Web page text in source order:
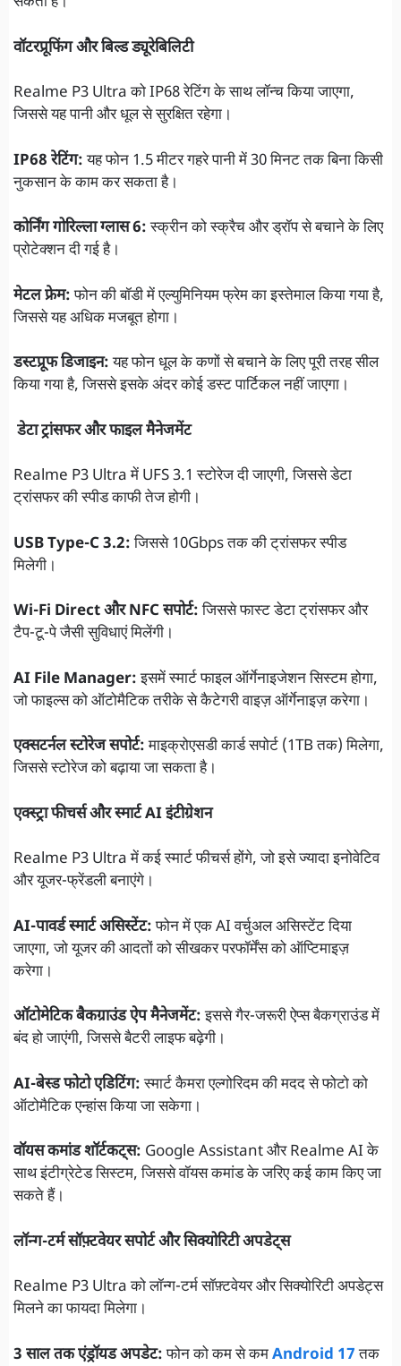
वॉटरप्रूफिंग और बिल्ड ड्यूरेबिलिटी
Realme P3 Ultra को IP68 रेटिंग के साथ लॉन्च किया जाएगा,
जिससे यह पानी और धूल से सुरक्षित रहेगा।
IP68 रेटिंग:यह फोन 1.5 मीटर गहरे पानी में 30 मिनट तक बिना किसी
नुकसान के काम कर सकता है।
कोर्निंग गोरिल्ला ग्लास 6:स्क्रीन को स्क्रैच और ड्रॉप से बचाने के लिए
प्रोटेक्शन दी गई है।
मेटल फ्रेम:फोन की बॉडी में एल्युमिनियम फ्रेम का इस्तेमाल किया गया है,
जिससे यह अधिक मजबूत होगा।
डस्टप्रूफ डिजाइन:यह फोन धूल के कणों से बचाने के लिए पूरी तरह सील
किया गया है, जिससे इसके अंदर कोई डस्ट पार्टिकल नहीं जाएगा।
डेटा ट्रांसफर और फाइल मैनेजमेंट
Realme P3 Ultra में UFS 3.1 स्टोरेज दी जाएगी, जिससे डेटा
ट्रांसफर की स्पीड काफी तेज होगी।
USB Type-C 3.2:जिससे 10Gbps तक की ट्रांसफर स्पीड
मिलेगी।
Wi-Fi Direct और NFC सपोर्ट:जिससे फास्ट डेटा ट्रांसफर और
टैप-टू-पे जैसी सुविधाएं मिलेंगी।
AI File Manager:इसमें स्मार्ट फाइल ऑर्गेनाइजेशन सिस्टम होगा,
जो फाइल्स को ऑटोमैटिक तरीके से कैटेगरी वाइज़ ऑर्गेनाइज़ करेगा।
एक्सटर्नल स्टोरेज सपोर्ट:माइक्रोएसडी कार्ड सपोर्ट (1TB तक) मिलेगा,
जिससे स्टोरेज को बढ़ाया जा सकता है।
एक्स्ट्रा फीचर्स और स्मार्ट AI इंटीग्रेशन
Realme P3 Ultra में कई स्मार्ट फीचर्स होंगे, जो इसे ज्यादा इनोवेटिव
और यूजर-फ्रेंडली बनाएंगे।
AI-पावर्ड स्मार्ट असिस्टेंट:फोन में एक AI वर्चुअल असिस्टेंट दिया
जाएगा, जो यूजर की आदतों को सीखकर परफॉर्मेंस को ऑप्टिमाइज़
करेगा।
ऑटोमेटिक बैकग्राउंड ऐप मैनेजमेंट:इससे गैर-जरूरी ऐप्स बैकग्राउंड में
बंद हो जाएंगी, जिससे बैटरी लाइफ बढ़ेगी।
AI-बेस्ड फोटो एडिटिंग:स्मार्ट कैमरा एल्गोरिदम की मदद से फोटो को
ऑटोमैटिक एन्हांस किया जा सकेगा।
वॉयस कमांड शॉर्टकट्स: Google Assistant और Realme AI के
साथ इंटीग्रेटेड सिस्टम, जिससे वॉयस कमांड के जरिए कई काम किए जा
सकते हैं।
लॉन्ग-टर्म सॉफ़्टवेयर सपोर्ट और सिक्योरिटी अपडेट्स
Realme P3 Ultra को लॉन्ग-टर्म सॉफ़्टवेयर और सिक्योरिटी अपडेट्स
मिलने का फायदा मिलेगा।
3 साल तक एंड्रॉयड अपडेट:फोन को कम से कमAndroid 17तक